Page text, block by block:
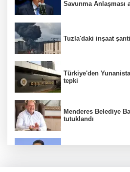
Savunma Anlaşması
Tuzla'daki inşaat
Türkiye'den
tepki
Menderes Belediye
tutuklandı